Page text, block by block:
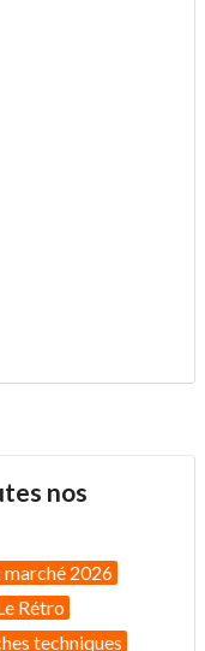
nos
marché 2026
Rétro
techniques